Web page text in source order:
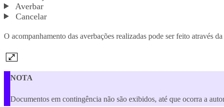
Averbar
Cancelar
O acompanhamento das averbações realizadas pode ser feito através
NOTA
Documentos em contingência não são exibidos, até que ocorra a